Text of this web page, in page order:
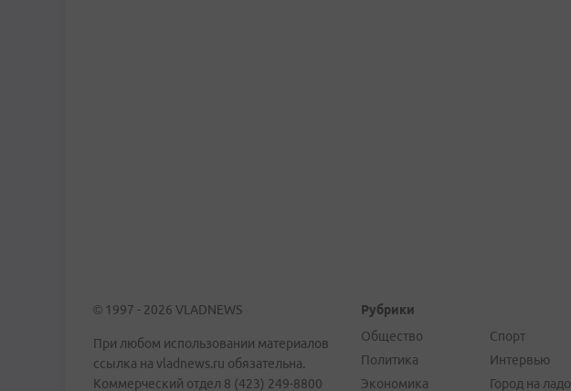
© 1997 - 2026 VLADNEWS
При любом использовании материалов
ссылка на vladnews.ru обязательна.
Коммерческий отдел 8 (423) 249-8800
Рубрики
Общество
Политика
Экономика
Спорт
Интервью
Город на